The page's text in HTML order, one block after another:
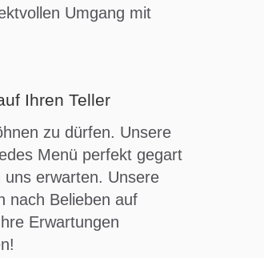
Umgang mit
Ihren Teller
zu dürfen. Unsere
Menü perfekt gegart
erwarten. Unsere
nach Belieben auf
Erwartungen